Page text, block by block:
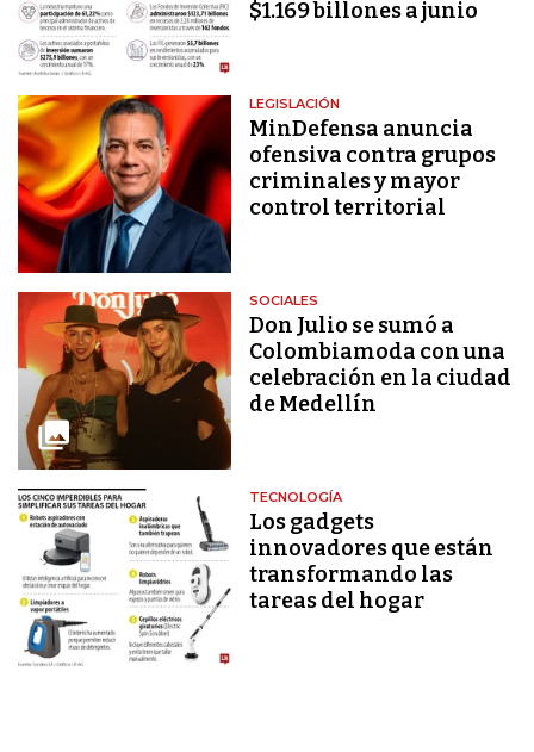
$1.169 billones a junio
LEGISLACIÓN
MinDefensa anuncia
ofensiva contra grupos
criminales y mayor
control territorial
SOCIALES
Don Julio se sumó a
Colombiamoda con una
celebración en la ciudad
de Medellín
TECNOLOGÍA
Los gadgets
innovadores que están
transformando las
tareas del hogar